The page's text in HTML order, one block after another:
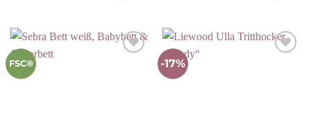
FSC® -17%